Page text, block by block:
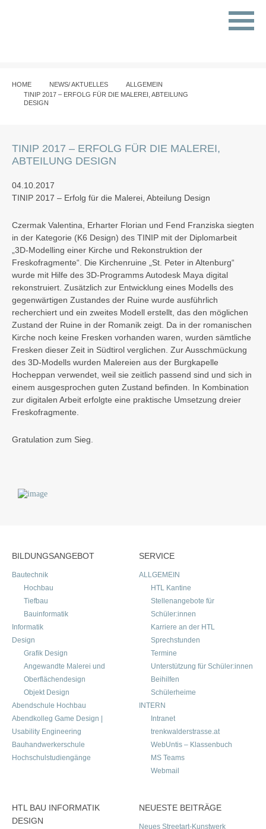
HOME NEWS/ AKTUELLES
ALLGEMEIN
TINIP 2017 – ERFOLG FÜR DIE MALEREI, ABTEILUNG
DESIGN
TINIP 2017 – ERFOLG FÜR DIE MALEREI,
ABTEILUNG DESIGN
04.10.2017
TINIP 2017 – Erfolg für die Malerei, Abteilung Design
Czermak Valentina, Erharter Florian und Fend Franziska siegten
in der Kategorie (K6 Design) des TINIP mit der Diplomarbeit
„3D-Modelling einer Kirche und Rekonstruktion der
Freskofragmente“. Die Kirchenruine „St. Peter in Altenburg“
wurde mit Hilfe des 3D-Programms Autodesk Maya digital
rekonstruiert. Zusätzlich zur Entwicklung eines Modells des
gegenwärtigen Zustandes der Ruine wurde ausführlich
recherchiert und ein zweites Modell erstellt, das den möglichen
Zustand der Ruine in der Romanik zeigt. Da in der romanischen
Kirche noch keine Fresken vorhanden waren, wurden sämtliche
Fresken dieser Zeit in Südtirol verglichen. Zur Ausschmückung
des 3D-Modells wurden Malereien aus der Burgkapelle
Hocheppan verwendet, weil sie zeitlich passend sind und sich in
einem ausgesprochen guten Zustand befinden. In Kombination
zur digitalen Arbeit erfolgte eine praktische Umsetzung dreier
Freskofragmente.
Gratulation zum Sieg.
BILDUNGSANGEBOT
Bautechnik
Hochbau
Tiefbau
Bauinformatik
Informatik
Design
Grafik Design
Angewandte Malerei und
Oberflächendesign
Objekt Design
Abendschule Hochbau
Abendkolleg Game Design |
Usability Engineering
Bauhandwerkerschule
Hochschulstudiengänge
SERVICE
ALLGEMEIN
HTL Kantine
Stellenangebote für
Schüler:innen
Karriere an der HTL
Sprechstunden
Termine
Unterstützung für Schüler:innen
Beihilfen
Schülerheime
INTERN
Intranet
trenkwalderstrasse.at
WebUntis – Klassenbuch
MS Teams
Webmail
HTL BAU INFORMATIK
DESIGN
NEUESTE BEITRÄGE
Neues Streetart-Kunstwerk